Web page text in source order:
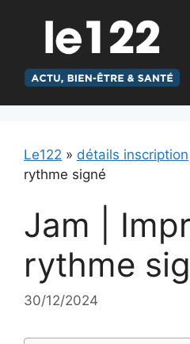
Le122 » détails inscription
rythme signé
Jam |
rythme
30/12/2024